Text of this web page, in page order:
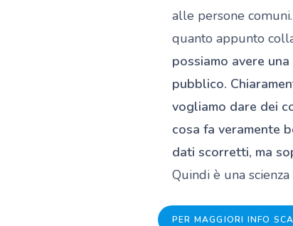
alle persone
quanto appunto
possiamo avere
pubblico.
vogliamo dare dei
cosa fa veramente
dati scorretti, ma
Quindi è una scienza
PER MAGGIORI INFO